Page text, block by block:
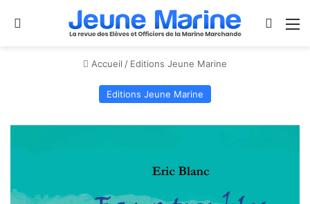
Se connecter
Accueil / Editions Jeune Marine
Editions Jeune Marine